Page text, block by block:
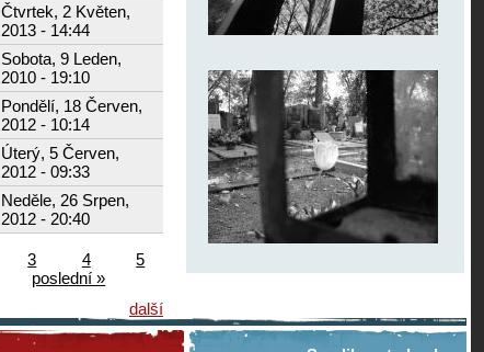
Čtvrtek, 2 Květen,
2013 - 14:44
Sobota, 9 Leden,
2010 - 19:10
Pondělí, 18 Červen,
2012 - 10:14
Úterý, 5 Červen,
2012 - 09:33
Neděle, 26 Srpen,
2012 - 20:40
3 4
5
poslední »
další